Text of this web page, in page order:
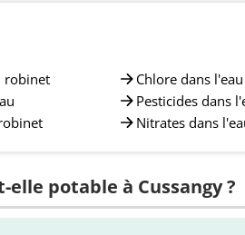
robinet
Chlore dans
Pesticides dans
Nitrates dans
potable à Cussangy ?